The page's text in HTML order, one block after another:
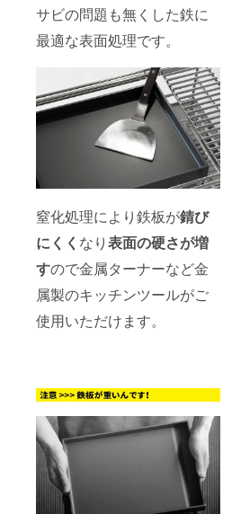
サビの問題も無くした鉄に
最適な表面処理です。
窒化処理により鉄板が錆び
にくく なり表面の硬さが増
すので金属ターナーなど金
属製のキッチンツールがご
使用いただけます。